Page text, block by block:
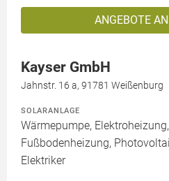
ANGEBOTE
Kayser GmbH
Jahnstr. 16 a, 91781 Weißenburg
SOLARANLAGE
Wärmepumpe,
Fußbodenheizung,
Elektriker